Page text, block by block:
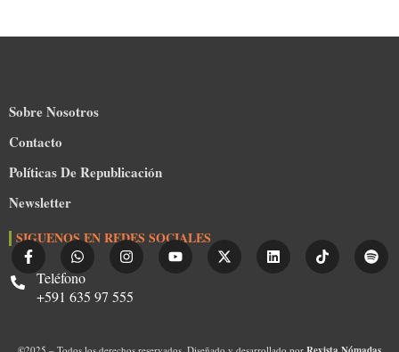
Sobre Nosotros
Contacto
Políticas De Republicación
Newsletter
SIGUENOS EN REDES SOCIALES
Teléfono
+591 635 97 555